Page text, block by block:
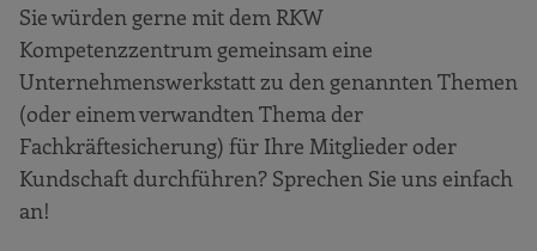
Sie würden gerne mit dem RKW
Kompetenzzentrum gemeinsam eine
Unternehmenswerkstatt zu den genannten Themen
(oder einem verwandten Thema der
Fachkräftesicherung) für Ihre Mitglieder oder
Kundschaft durchführen? Sprechen Sie uns einfach
an!